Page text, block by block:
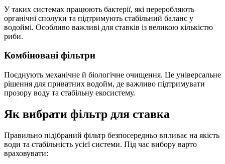
У таких системах працюють бактерії, які переробляють
органічні сполуки та підтримують стабільний баланс у
водоймі. Особливо важливі для ставків із великою кількістю
риби.
Комбіновані фільтри
Поєднують механічне й біологічне очищення. Це універсальне
рішення для приватних водойм, де важливо підтримувати
прозору воду та стабільну екосистему.
Як вибрати фільтр для ставка
Правильно підібраний фільтр безпосередньо впливає на якість
води та стабільність усієї системи. Під час вибору варто
враховувати: